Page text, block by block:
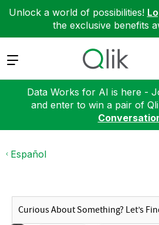
Unlock a world of possibilities!
the exclusive benefits
Expand
Data Works for AI is here -
and enter to win a pair of
Español